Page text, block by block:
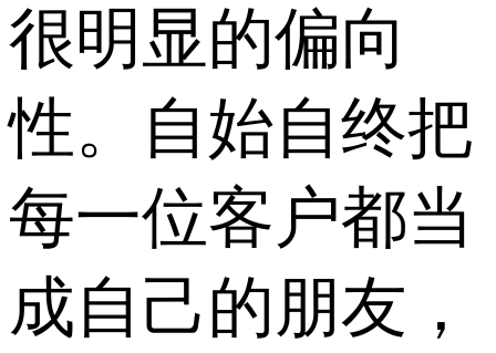
很明显的偏向
性。自始自终把
每一位客户都当
成自己的朋友，